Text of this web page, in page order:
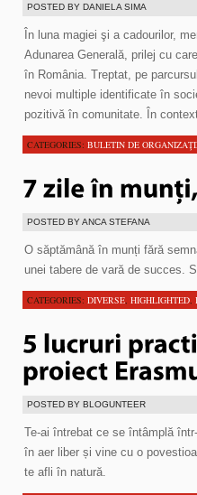
POSTED BY DANIELA SIMA
În luna magiei şi a cadourilor,
Adunarea Generală, prilej cu
în România. Treptat, pe
nevoi multiple identificate în
pozitivă în comunitate. În
CATEGORIES: BULETIN DE
POSTED BY ANCA STEFANA
O săptămână în munți fără
unei tabere de vară de succes.
CATEGORIES: DIVERSE, HIGHLIGHTED,
POSTED BY BLOGUNTEER
Te-ai întrebat ce se întâmplă
în aer liber și vine cu o
te afli în natură.